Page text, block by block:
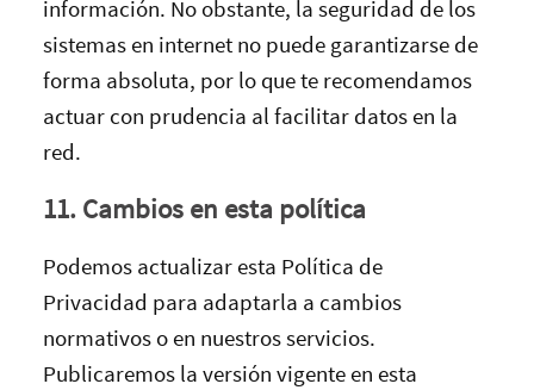
información. No obstante, la seguridad de los
sistemas en internet no puede garantizarse de
forma absoluta, por lo que te recomendamos
actuar con prudencia al facilitar datos en la
red.
11. Cambios en esta política
Podemos actualizar esta Política de
Privacidad para adaptarla a cambios
normativos o en nuestros servicios.
Publicaremos la versión vigente en esta